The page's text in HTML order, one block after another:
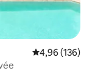
Évaluation
4,96 (136)